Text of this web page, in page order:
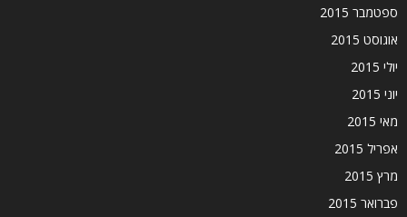
ספטמבר 2015
אוגוסט 2015
יולי 2015
יוני 2015
מאי 2015
אפריל 2015
מרץ 2015
פברואר 2015